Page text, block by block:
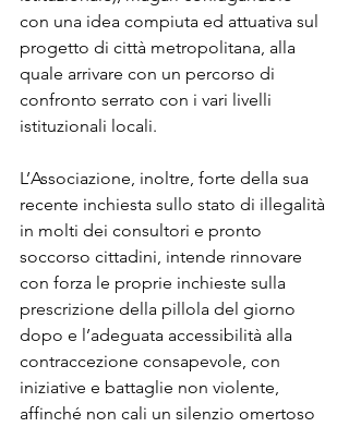
con una idea compiuta ed attuativa sul
progetto di città metropolitana, alla
quale arrivare con un percorso di
confronto serrato con i vari livelli
istituzionali locali.
L’Associazione, inoltre, forte della sua
recente inchiesta sullo stato di illegalità
in molti dei consultori e pronto
soccorso cittadini, intende rinnovare
con forza le proprie inchieste sulla
prescrizione della pillola del giorno
dopo e l’adeguata accessibilità alla
contraccezione consapevole, con
iniziative e battaglie non violente,
affinché non cali un silenzio omertoso